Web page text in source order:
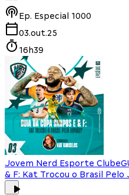
Ep. Especial 1000
03.out.25
16h39
Jovem Nerd Esporte Clube
& F: Kat Trocou o Brasil Pelo